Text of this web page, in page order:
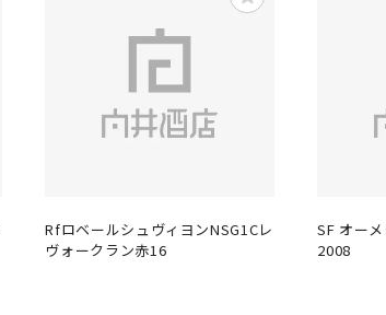
RfロベールシュヴィヨンNSG1Cレ
ヴォークラン赤16
SF オー
2008